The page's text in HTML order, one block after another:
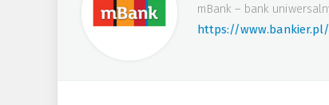
mBank – bank
https://